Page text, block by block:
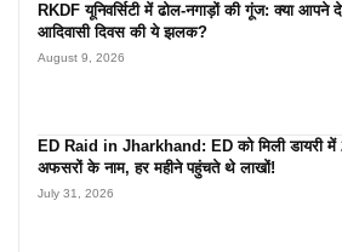
RKDF यूनिवर्सिटी में ढोल-नगाड़ों की गूंज: क्या आपने
आदिवासी दिवस की ये झलक?
August 9, 2026
ED Raid in Jharkhand: ED को मिली डायरी में
अफसरों के नाम, हर महीने पहुंचते थे लाखों!
July 31, 2026